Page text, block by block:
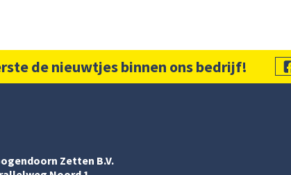
de nieuwtjes binnen ons bedrijf!
Zetten B.V.